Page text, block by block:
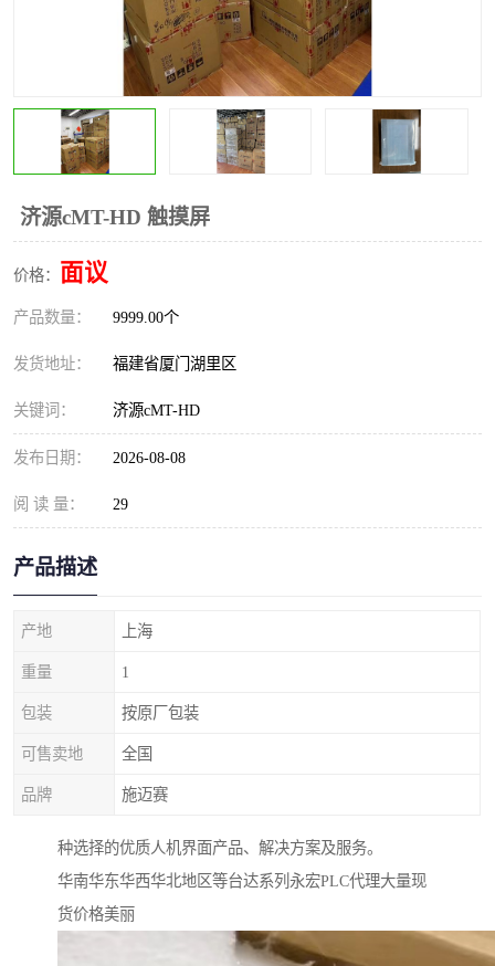
济源cMT-HD 触摸屏
价格： 面议
产品数量： 9999.00个
发货地址： 福建省厦门湖里区
关键词： 济源cMT-HD
发布日期： 2026-08-08
阅 读 量： 29
产品描述
产地 上海
重量 1
包装 按原厂包装
可售卖地 全国
品牌 施迈赛
种选择的优质人机界面产品、解决方案及服务。
华南华东华西华北地区等台达系列永宏PLC代理大量现
货价格美丽
魏德米勒继电器 施迈赛限位开关